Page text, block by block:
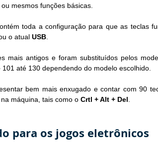
mesmos funções básicas.
toda a configuração para que as teclas
o atual USB.
mais antigos e foram substituídos pelos
até 130 dependendo do modelo escolhido.
bem mais enxugado e contar com 90
máquina, tais como o Crtl + Alt + Del.
para os jogos eletrônicos